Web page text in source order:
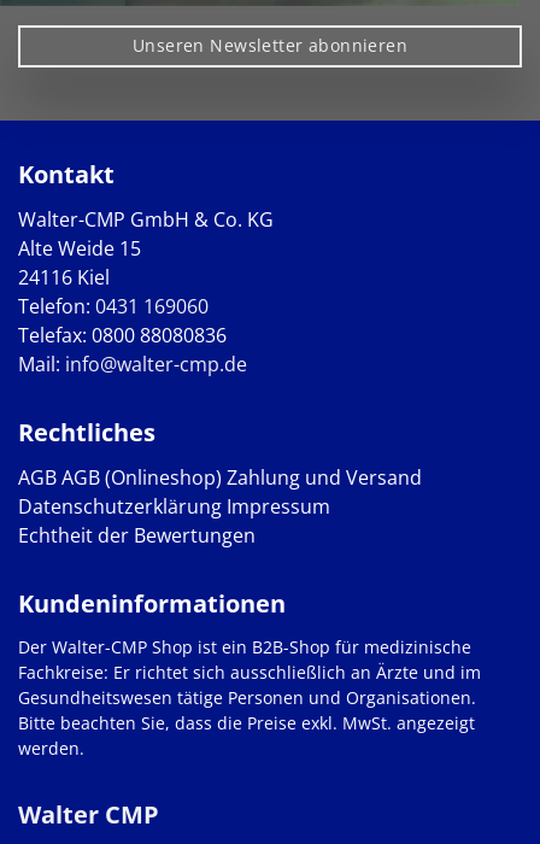
Unseren Newsletter abonnieren
Kontakt
Walter-CMP GmbH & Co. KG
Alte Weide 15
24116 Kiel
Telefon: 0431 169060
Telefax: 0800 88080836
Mail: info@walter-cmp.de
Rechtliches
AGBAGB (Onlineshop) Zahlung und Versand
Datenschutzerklärung Impressum
Echtheit der Bewertungen
Walter CMP
Kundeninformationen
Der Walter-CMP Shop ist ein B2B-Shop für medizinische
Fachkreise: Er richtet sich ausschließlich an Ärzte und im
Gesundheitswesen tätige Personen und Organisationen.
Bitte beachten Sie, dass die Preise exkl. MwSt. angezeigt
werden.